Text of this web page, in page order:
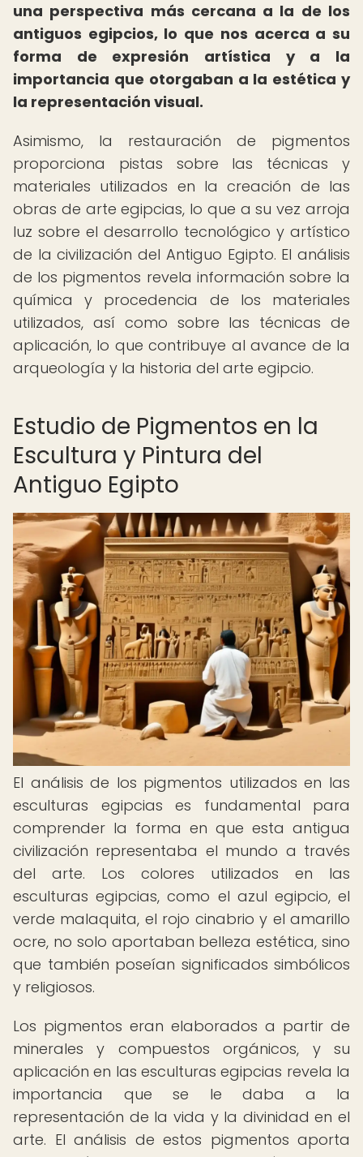
una perspectiva más cercana a la de los
antiguos egipcios, lo que nos acerca a su
forma de expresión artística y a la
importancia que otorgaban a la estética y
la representación visual.
Asimismo, la restauración de pigmentos
proporciona pistas sobre las técnicas y
materiales utilizados en la creación de las
obras de arte egipcias, lo que a su vez arroja
luz sobre el desarrollo tecnológico y artístico
de la civilización del Antiguo Egipto. El análisis
de los pigmentos revela información sobre la
química y procedencia de los materiales
utilizados, así como sobre las técnicas de
aplicación, lo que contribuye al avance de la
arqueología y la historia del arte egipcio.
Estudio de Pigmentos en la
Escultura y Pintura del
Antiguo Egipto
El análisis de los pigmentos utilizados en las
esculturas egipcias es fundamental para
comprender la forma en que esta antigua
civilización representaba el mundo a través
del arte. Los colores utilizados en las
esculturas egipcias, como el azul egipcio, el
verde malaquita, el rojo cinabrio y el amarillo
ocre, no solo aportaban belleza estética, sino
que también poseían significados simbólicos
y religiosos.
Los pigmentos eran elaborados a partir de
minerales y compuestos orgánicos, y su
aplicación en las esculturas egipcias revela la
importancia que se le daba a la
representación de la vida y la divinidad en el
arte. El análisis de estos pigmentos aporta